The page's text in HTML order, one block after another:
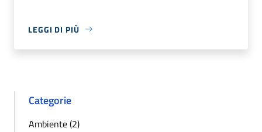
LEGGI DI PIÙ
Categorie
Ambiente (2)